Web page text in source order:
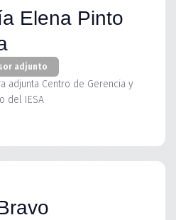
Elena Pinto
adjunto
adjunta Centro de Gerencia y
del IESA